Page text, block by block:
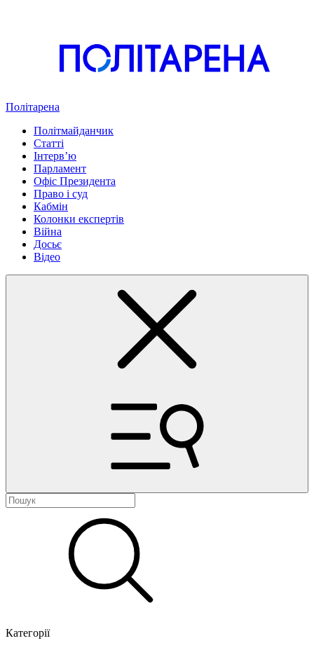
Політарена
Політмайданчик
Статті
Інтервʼю
Парламент
Офіс Президента
Право і суд
Кабмін
Колонки експертів
Війна
Досьє
Відео
Категорії